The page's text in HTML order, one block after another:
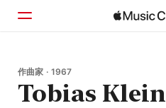
主页
浏览
作曲家 · 1967
Tobias Klein